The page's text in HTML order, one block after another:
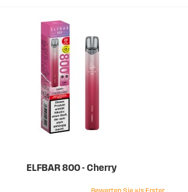
ELFBAR 800 - Cherry